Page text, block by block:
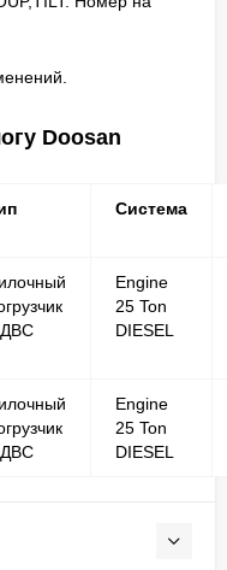
Doosan
Система
Engine
25 Ton
DIESEL
Engine
25 Ton
DIESEL